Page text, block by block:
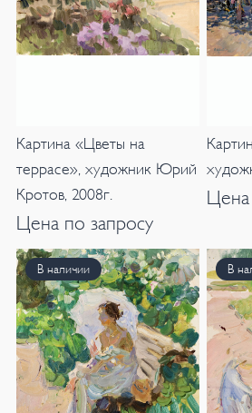
Картина «Цветы на
террасе», художник Юрий
Кротов, 2008г.
Цена по запросу
Цена
В наличии В